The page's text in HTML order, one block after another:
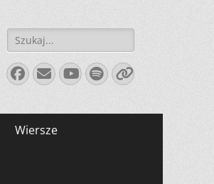
Szukaj:
Facebook
E-
mail
YouTube
Spotify
Link
Wiersze